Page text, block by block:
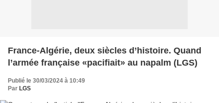
France-Algérie, deux siècles d’histoire. Quand
l’armée française «pacifiait» au napalm (LGS)
Publié le 30/03/2024 à 10:49
Par LGS